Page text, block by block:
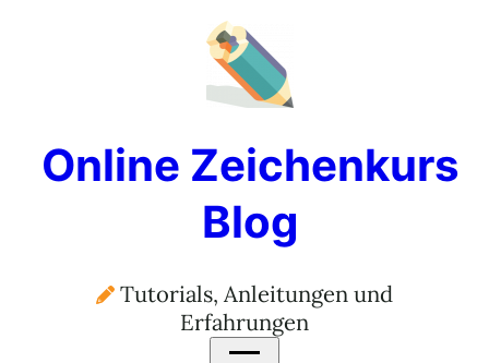
Online Zeichenkurs
Blog
Tutorials, Anleitungen und
Erfahrungen